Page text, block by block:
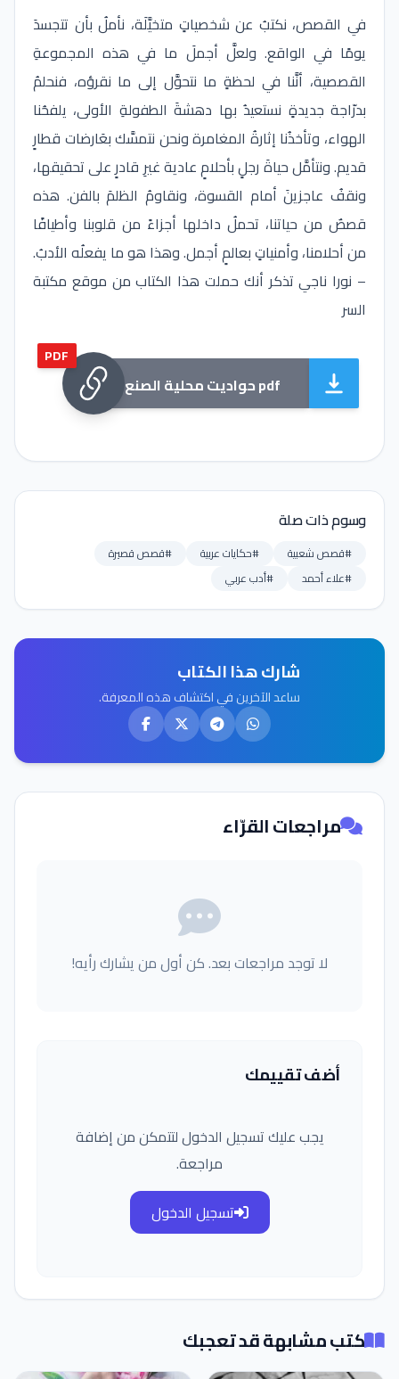
في القصص، نكتبُ عن شخصياتٍ متخيَّلَة، نأملُ بأن تتجسدَ
يومًا في الواقع. ولعلَّ أجملَ ما في هذه المجموعةِ
القصصية، أنَّنا في لحظةٍ ما نتحوَّل إلى ما نقرؤه، فنحلمُ
بدرّاجة جديدةٍ نستعيدُ بها دهشةَ الطفولةِ الأولى، يلفحُنا
الهواء، وتأخذُنا إثارةُ المغامرة ونحن نتمسَّك بعَارضات قطارٍ
قديم. ونتأمَّل حياةَ رجلٍ بأحلامٍ عادية غيرِ قادرٍ على تحقيقها،
ونقفُ عاجزينَ أمام القسوة، ونقاومُ الظلمَ بالفن. هذه
قصصٌ من حياتنا، تحملُ داخلها أجزاءً من قلوبنا وأطيافًا
من أحلامنا، وأمنياتٍ بعالمٍ أجمل. وهذا هو ما يفعلُه الأدبُ.
– نورا ناجي تذكر أنك حملت هذا الكتاب من موقع مكتبة
السر
PDF
حواديت محلية الصنع pdf
وسوم ذات صلة
#قصص شعبية #حكايات عربية
#قصص قصيرة
#علاء أحمد
#أدب عربي
شارك هذا الكتاب
ساعد الآخرين في اكتشاف هذه المعرفة.
مراجعات القرّاء
لا توجد مراجعات بعد. كن أول من يشارك رأيه!
أضف تقييمك
يجب عليك تسجيل الدخول لتتمكن من إضافة
مراجعة.
تسجيل الدخول
كتب مشابهة قد تعجبك